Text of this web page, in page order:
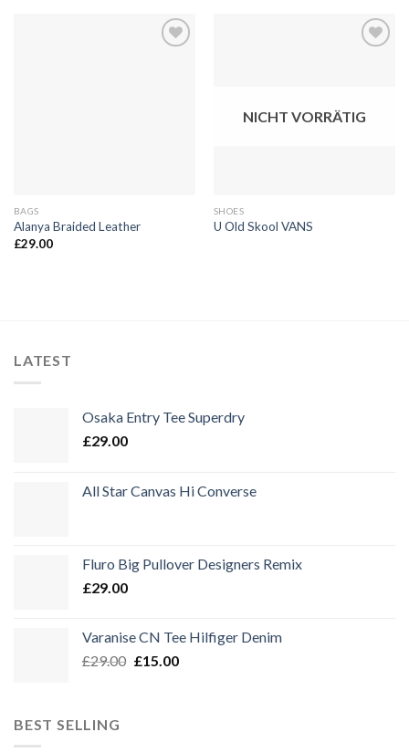
BAGS
Alanya Braided Leather
£29.00
NICHT VORRÄTIG
SHOES
U Old Skool VANS
LATEST
Osaka Entry Tee Superdry
£29.00
All Star Canvas Hi Converse
Fluro Big Pullover Designers Remix
£29.00
Varanise CN Tee Hilfiger Denim
£29.00 Ursprünglicher
£15.00Aktueller
BEST SELLING